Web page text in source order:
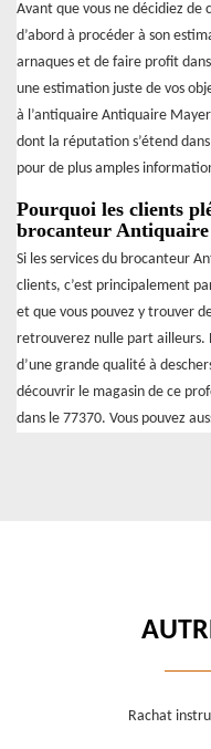
Avant que vous ne décidiez de
d’abord à procéder à son
arnaques et de faire profit
une estimation juste de vos
à l’antiquaire Antiquaire
dont la réputation s’étend
pour de plus amples
Pourquoi les clients
brocanteur
Si les services du brocanteur
clients, c’est principalement
et que vous pouvez y trouver
retrouverez nulle part ailleurs.
d’une grande qualité à
découvrir le magasin de ce
dans le 77370. Vous pouvez
Rachat